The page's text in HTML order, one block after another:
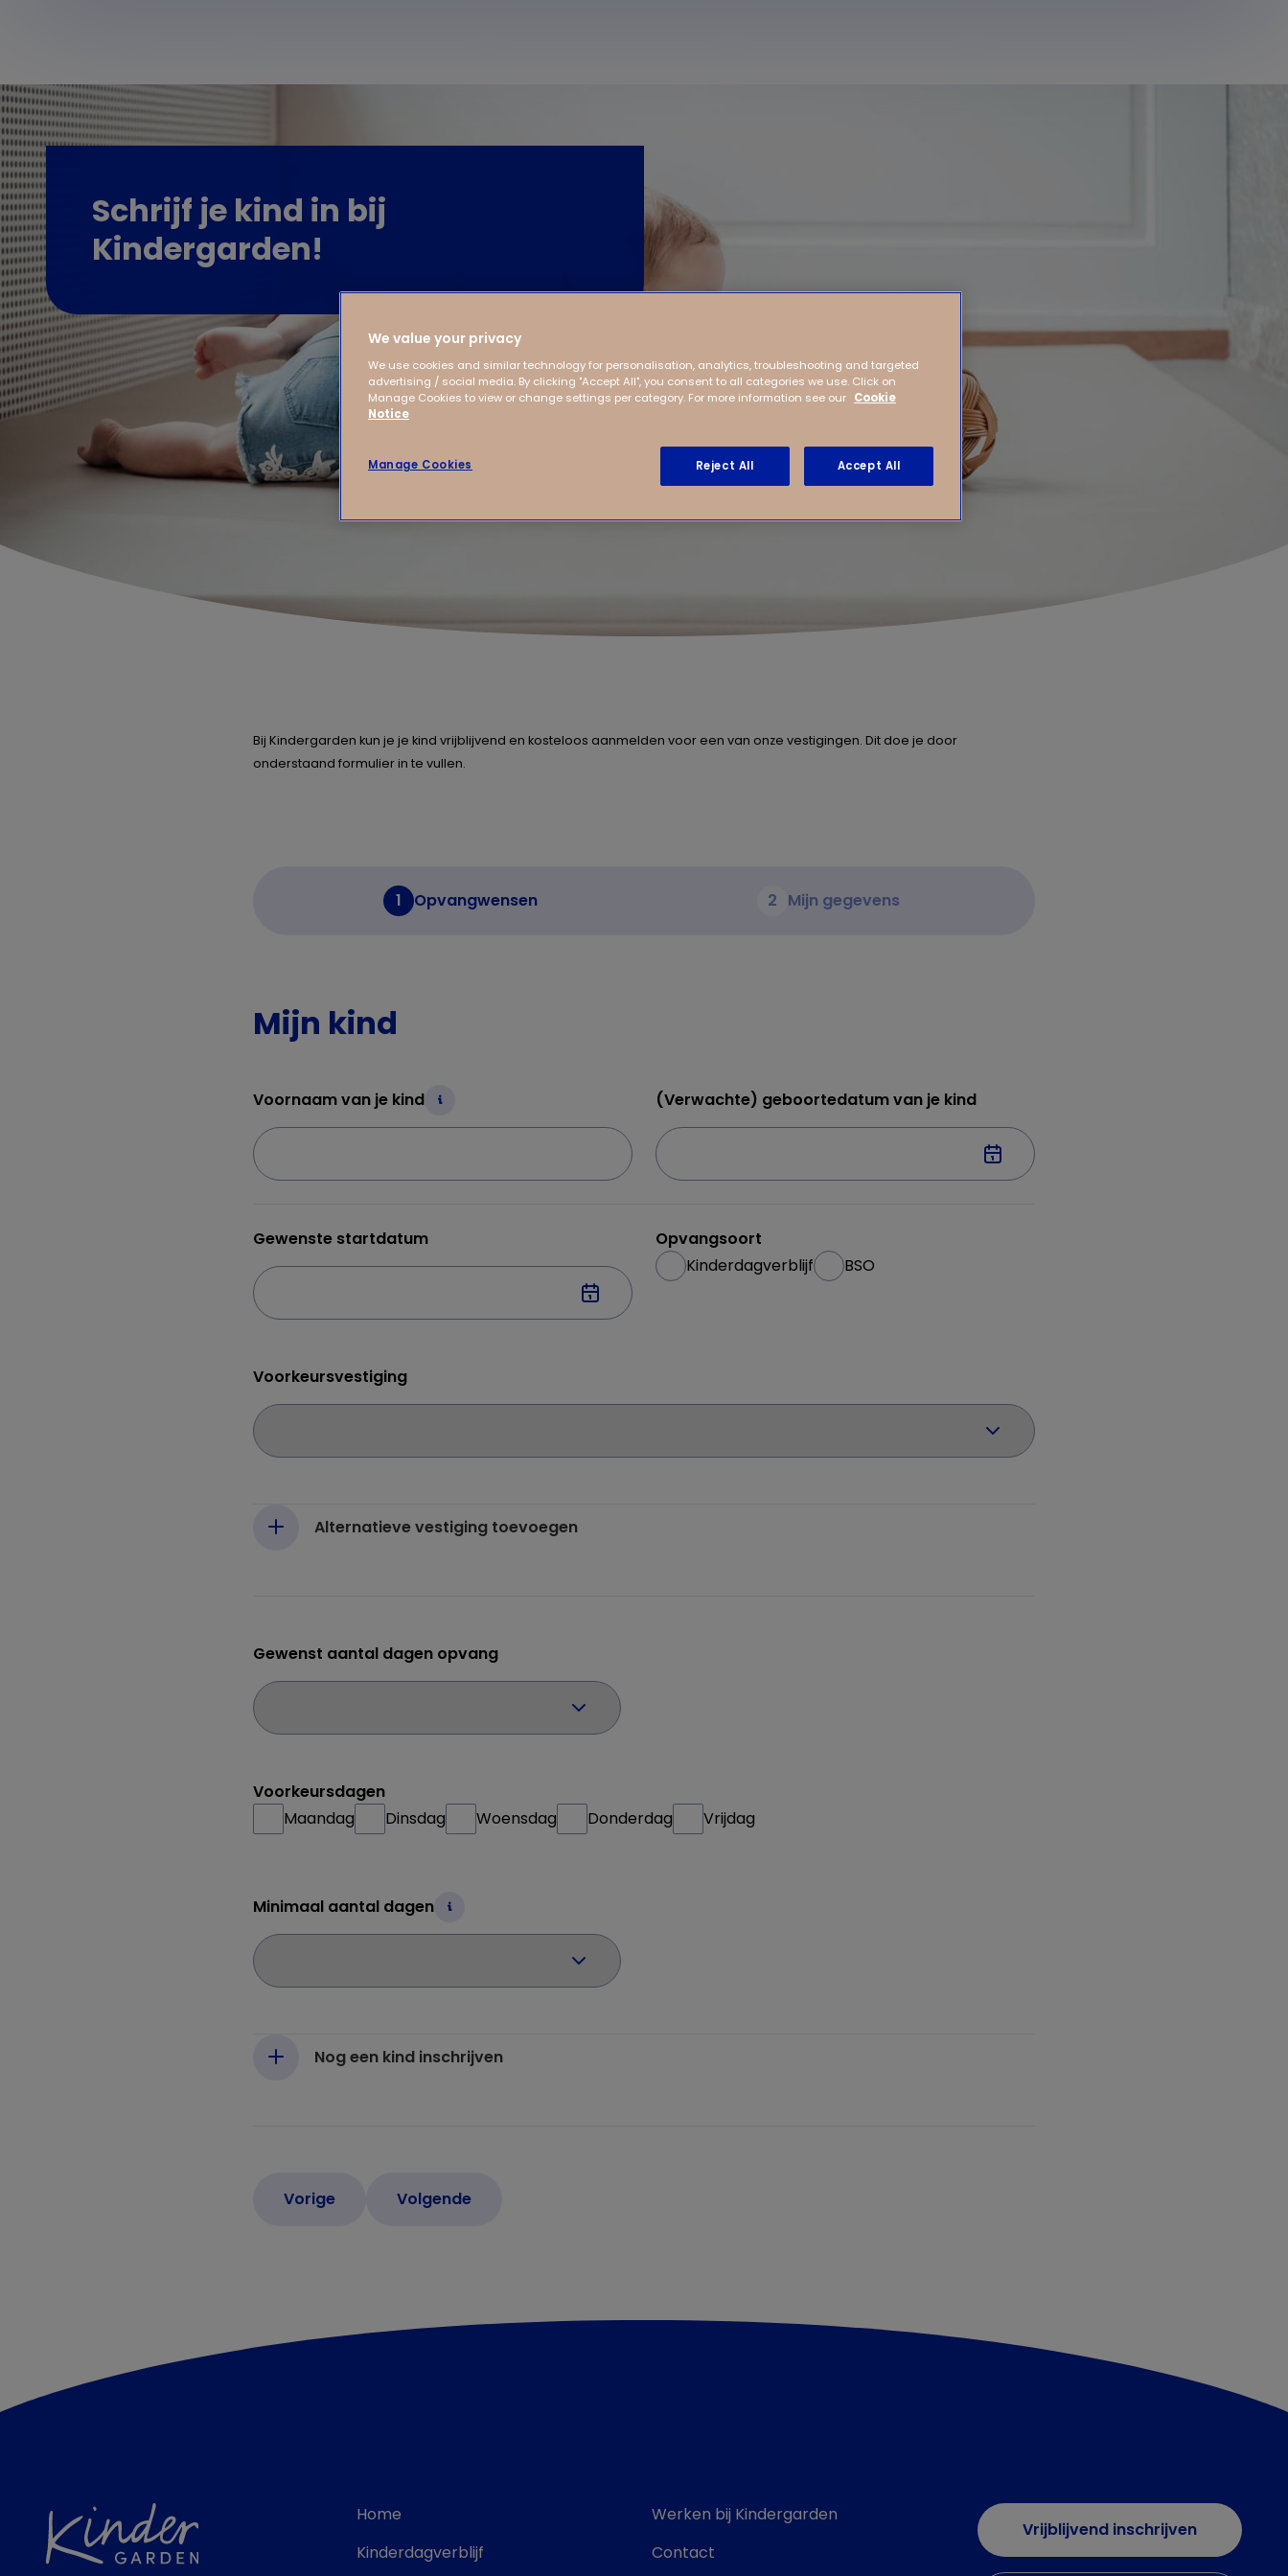
Schrijf je kind in bij
Kindergarden!
Bij Kindergarden kun je je kind vrijblijvend en kosteloos aanmelden voor een van onze vestigingen. Dit doe je door
onderstaand formulier in te vullen.
1 Opvangwensen 2 Mijn gegevens
Mijn kind
Voornaam van je kind (Verwachte) geboortedatum van je kind
Gewenste startdatum
Opvangsoort
Kinderdagverblijf
BSO
Voorkeursvestiging
Alternatieve vestiging toevoegen
Gewenst aantal dagen opvang
Voorkeursdagen
Maandag
Dinsdag Woensdag Donderdag Vrijdag
Minimaal aantal dagen
Nog een kind inschrijven
Home
Kinderdagverblijf
Werken bij Kindergarden
Contact
Vrijblijvend inschrijven
We value your privacy
We use cookies and similar technology for personalisation, analytics, troubleshooting and targeted
advertising / social media. By clicking "Accept All", you consent to all categories we use. Click on
Manage Cookies to view or change settings per category. For more information see our Cookie
Notice
Manage Cookies Reject All Accept All